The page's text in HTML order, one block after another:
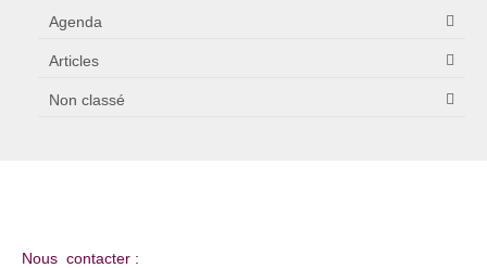
Agenda
Articles
Non classé
Nous contacter :